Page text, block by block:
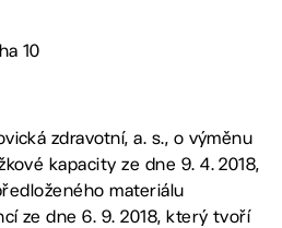
10
zdravotní, a. s., o výměnu
kapacity ze dne 9. 4. 2018,
materiálu
ze dne 6. 9. 2018, který tvoří